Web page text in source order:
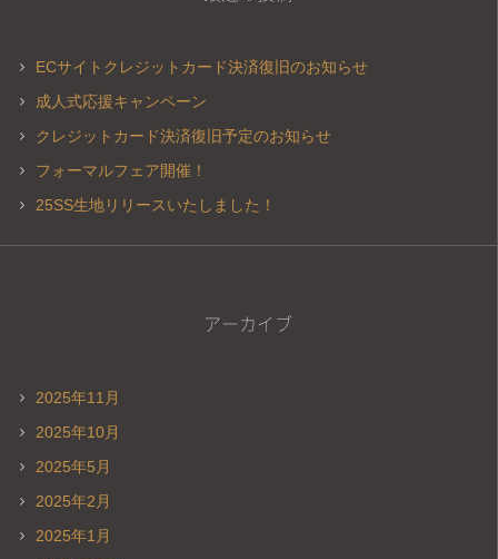
ECサイトクレジットカード決済復旧のお知らせ
成人式応援キャンペーン
クレジットカード決済復旧予定のお知らせ
フォーマルフェア開催！
25SS生地リリースいたしました！
アーカイブ
2025年11月
2025年10月
2025年5月
2025年2月
2025年1月